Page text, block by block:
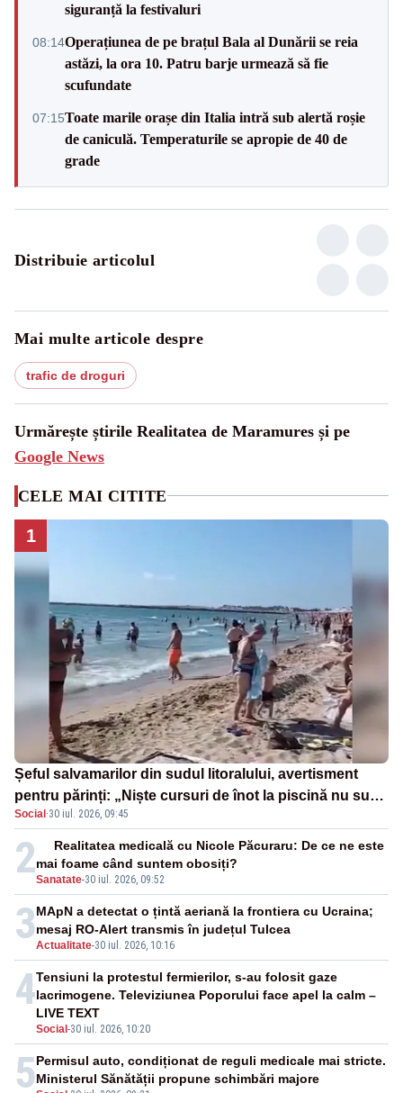
siguranță la festivaluri
08:14Operațiunea de pe brațul Bala al Dunării se reia
astăzi, la ora 10. Patru barje urmează să fie
scufundate
07:15Toate marile orașe din Italia intră sub alertă roșie
de caniculă. Temperaturile se apropie de 40 de
grade
Distribuie articolul
Mai multe articole despre
trafic de droguri
Urmărește știrile Realitatea de Maramures și pe
Google News
CELE MAI CITITE
1
Șeful salvamarilor din sudul litoralului, avertisment
pentru părinți: „Niște cursuri de înot la piscină nu sunt
suficiente”
Social·30 iul. 2026, 09:45
2Sanatate-30 iul. 2026, 09:52
Realitatea medicală cu Nicole Păcuraru: De ce ne este
mai foame când suntem obosiți?
3Actualitate-30 iul. 2026, 10:16
MApN a detectat o țintă aeriană la frontiera cu Ucraina;
mesaj RO-Alert transmis în județul Tulcea
4
Social-30 iul. 2026, 10:20
Tensiuni la protestul fermierilor, s-au folosit gaze
lacrimogene. Televiziunea Poporului face apel la calm –
LIVE TEXT
5Permisul auto, condiționat de reguli medicale mai stricte.
Ministerul Sănătății propune schimbări majore